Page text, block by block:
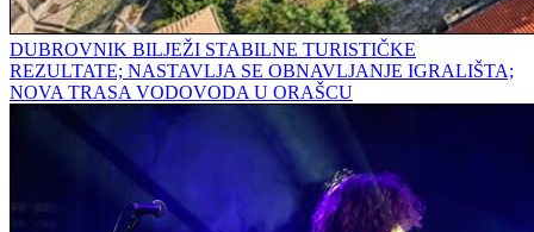
DUBROVNIK BILJEŽI STABILNE TURISTIČKE
REZULTATE; NASTAVLJA SE OBNAVLJANJE IGRALIŠTA;
NOVA TRASA VODOVODA U ORAŠCU